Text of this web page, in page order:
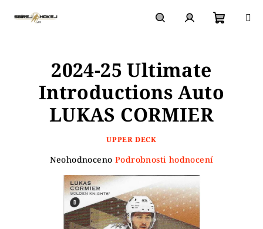
2024-25 Ultimate
Introductions Auto
LUKAS CORMIER
UPPER DECK
Průměrné
produktu
Neohodnoceno Podrobnosti hodnocení